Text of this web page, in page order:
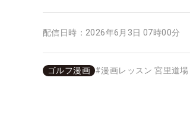
配信日時： 2026年6月3日 07時00分
ゴルフ漫画 #漫画レッスン 宮里道場